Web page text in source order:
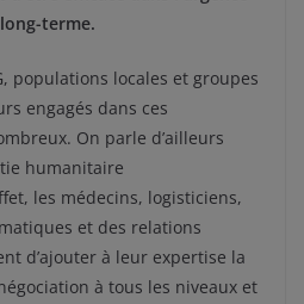
terme.
populations locales et groupes
engagés dans ces
On parle d’ailleurs
humanitaire
les médecins, logisticiens,
et des relations
d’ajouter à leur expertise la
à tous les niveaux et